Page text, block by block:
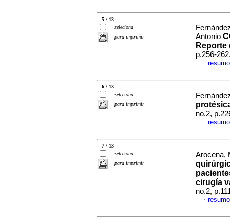
5 / 13
seleciona
para imprimir
Antonio
Reporte
p.256-
·
6 / 13
seleciona
para imprimir
no.2,
·
7 / 13
seleciona
para imprimir
Arocena,
cirugía
no.2,
·